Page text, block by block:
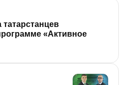
«Активное